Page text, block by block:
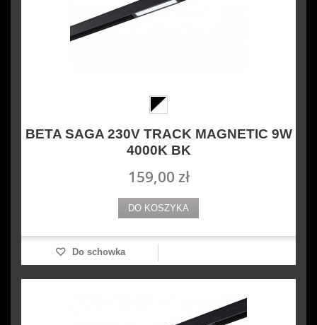
BETA SAGA 230V TRACK MAGNETIC 9W
4000K BK
159,00 zł
DO KOSZYKA
Do schowka